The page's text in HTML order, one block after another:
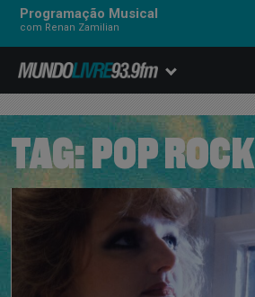
Programação Musical
com Renan Zamilian
TAG: POP ROCK